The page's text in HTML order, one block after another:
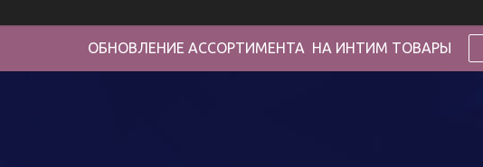
ОБНОВЛЕНИЕ АССОРТИМЕНТА НА ИНТИМ ТОВАРЫ